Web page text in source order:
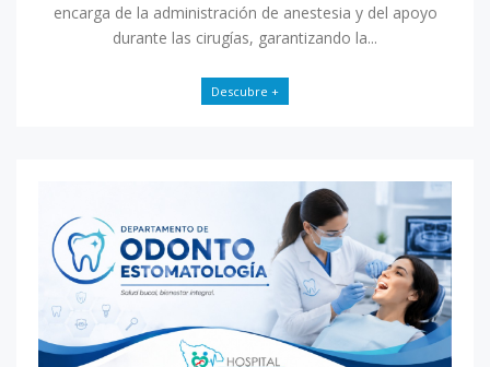
encarga de la administración de anestesia y del apoyo
durante las cirugías, garantizando la...
Descubre +